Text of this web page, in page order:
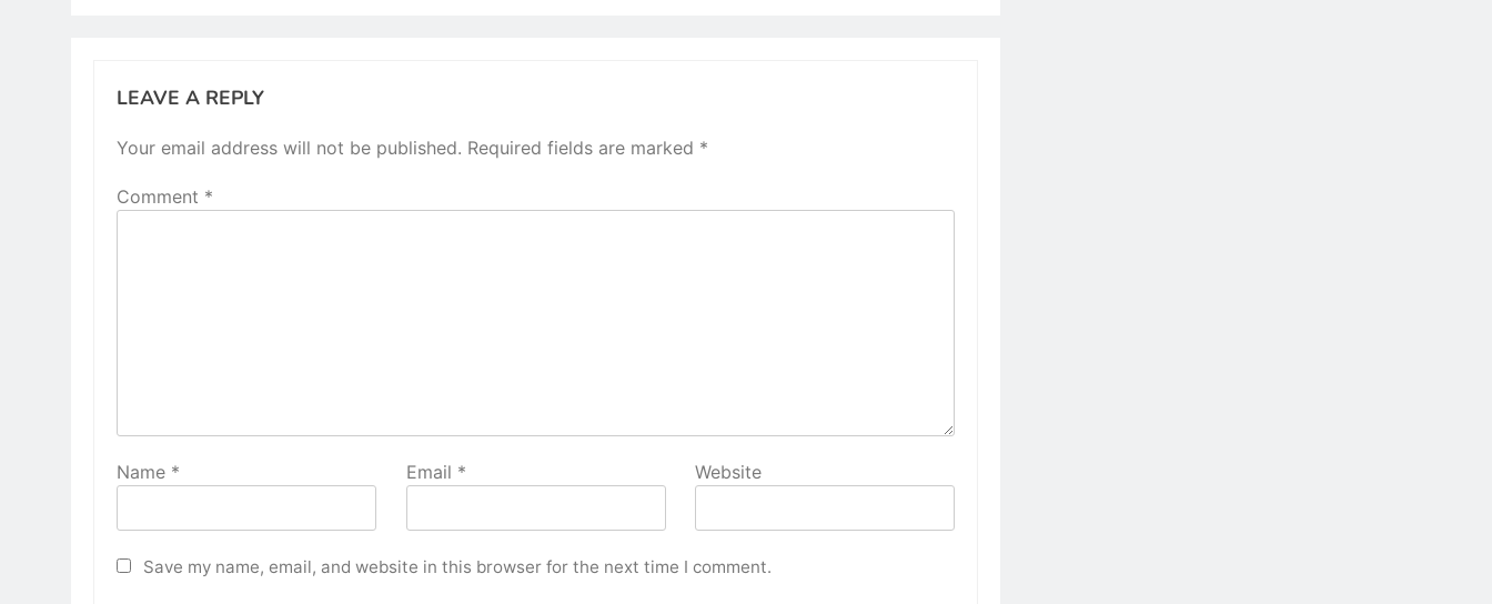
LEAVE A REPLY
Your email address will not be published. Required fields are marked *
Comment *
Name * Email * Website
Save my name, email, and website in this browser for the next time I comment.